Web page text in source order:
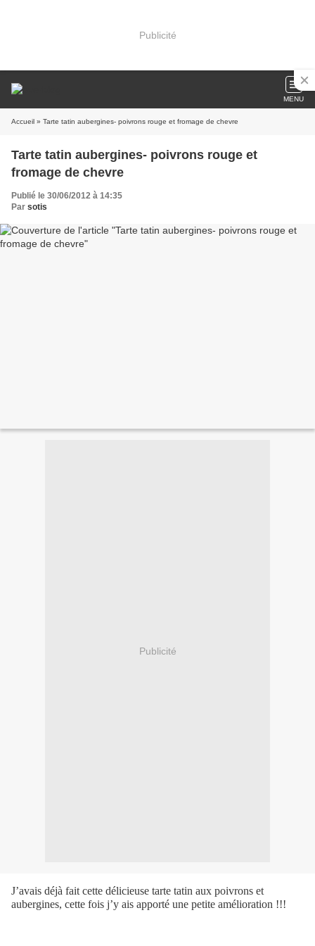
Publicité
MENU
Accueil » Tarte tatin aubergines- poivrons rouge et fromage de chevre
Tarte tatin aubergines- poivrons rouge et
fromage de chevre
Publié le 30/06/2012 à 14:35
Par sotis
Publicité
J’avais déjà fait cette délicieuse tarte tatin aux poivrons et
aubergines, cette fois j’y ais apporté une petite amélioration !!!